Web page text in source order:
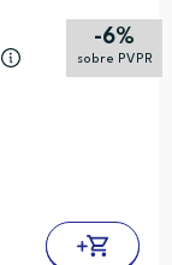
-6%
sobre PVPR